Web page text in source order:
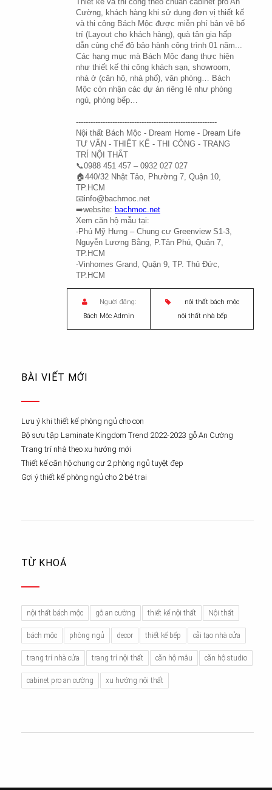
Cường, khách hàng khi sử dụng đơn vị thiết kế
và thi công Bách Mộc được miễn phí bản vẽ bố
trí (Layout cho khách hàng), quà tân gia hấp
dẫn cùng chế độ bảo hành công trình 01 năm...
Các hạng mục mà Bách Mộc đang thực hiện
như thiết kế thi công khách sạn, showroom,
nhà ở (căn hộ, nhà phố), văn phòng… Bách
Mộc còn nhận các dự án riêng lẻ như phòng
ngủ, phòng bếp…
----------------------------------------------------------
Nội thất Bách Mộc - Dream Home - Dream Life
TƯ VẤN - THIẾT KẾ - THI CÔNG - TRANG
TRÍ NỘI THẤT
📞0988 451 457 – 0932 027 027
🏠440/32 Nhật Tảo, Phường 7, Quận 10,
TP.HCM
📧info@bachmoc.net
➡️website: bachmoc.net
Xem căn hộ mẫu tại:
-Phú Mỹ Hưng – Chung cư Greenview S1-3,
Nguyễn Lương Bằng, P.Tân Phú, Quận 7,
TP.HCM
-Vinhomes Grand, Quận 9, TP. Thủ Đức,
TP.HCM
Người đăng:
Bách Mộc Admin
nội thất bách mộc
nội thất nhà bếp
BÀI VIẾT MỚI
Lưu ý khi thiết kế phòng ngủ cho con
Bộ sưu tập Laminate Kingdom Trend 2022-2023 gỗ An Cường
Trang trí nhà theo xu hướng mới
Thiết kế căn hộ chung cư 2 phòng ngủ tuyệt đẹp
Gợi ý thiết kế phòng ngủ cho 2 bé trai
TỪ KHOÁ
nội thất bách mộc gỗ an cường thiết kế nội thất Nội thất
bách mộc phòng ngủ decor thiết kế bếp cải tạo nhà cửa
trang trí nhà cửa trang trí nội thất căn hộ mẫu căn hộ studio
cabinet pro an cường xu hướng nội thất